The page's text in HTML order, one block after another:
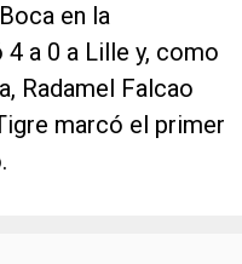
en la
a 0 a Lille y, como
Radamel Falcao
marcó el primer